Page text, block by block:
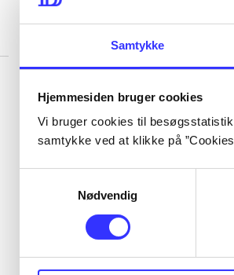
Samtykke
Hjemmesiden bruger cookies
Vi bruger cookies til
samtykke ved at klikke på
Nødvendig